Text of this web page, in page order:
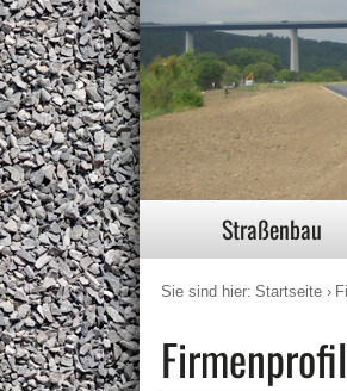
Straßenbau
Sie sind hier: Startseite
Firmenprofil